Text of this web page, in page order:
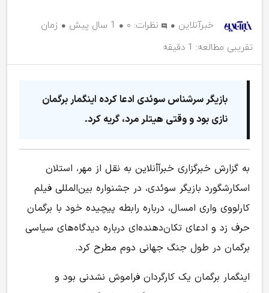
خبرآنلاین نظرات: ۰ 1 سال پیش
زمان
تقریبی مطالعه: 1 دقیقه
بازیگر سرشناس سوئدی ادعا ‌کرده اینگمار برگمان
نازی بود و وقتی هیتلر مرد، گریه کرد.
به گزارش خبرگزاری خبرآأنلاین به نقل از مهر، استلان
اسکارشگورد بازیگر سوئدی، در جشنواره بین‌المللی فیلم
کارلووی واری امسال، درباره رابطه پیچیده خود با برگمان
حرف زد و ادعای تکان‌دهنده‌ای درباره دیدگاه‌های سیاسی
برگمان در طول جنگ جهانی دوم مطرح کرد.
اینگمار برگمان یک کارگردان فراموش نشدنی بود و